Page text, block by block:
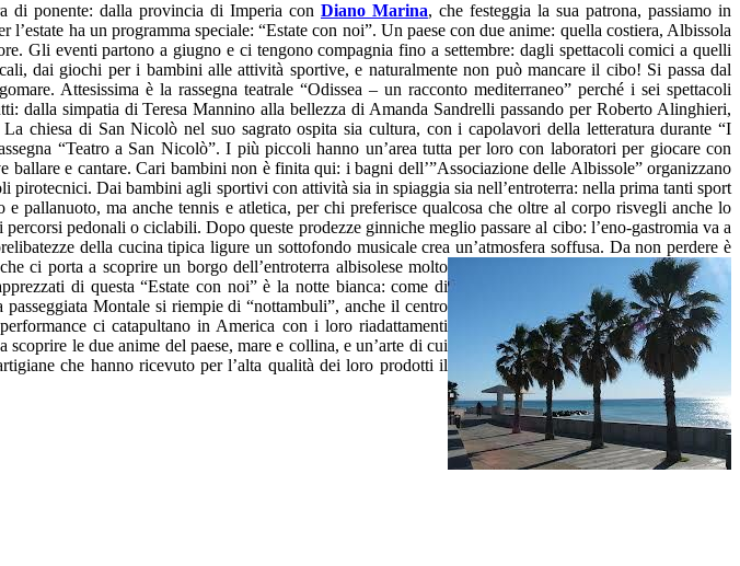
di ponente: dalla provincia di Imperia con Diano Marina, che festeggia la sua patrona, passiamo in
ha un programma speciale: “Estate con noi”. Un paese con due anime: quella costiera, Albissola
Gli eventi partono a giugno e ci tengono compagnia fino a settembre: dagli spettacoli comici a quelli
dai giochi per i bambini alle attività sportive, e naturalmente non può mancare il cibo! Si passa dal
Attesissima è la rassegna teatrale “Odissea – un racconto mediterraneo” perché i sei spettacoli
dalla simpatia di Teresa Mannino alla bellezza di Amanda Sandrelli passando per Roberto Alinghieri,
chiesa di San Nicolò nel suo sagrato ospita sia cultura, con i capolavori della letteratura durante “I
“Teatro a San Nicolò”. I più piccoli hanno un’area tutta per loro con laboratori per giocare con
ballare e cantare. Cari bambini non è finita qui: i bagni dell’”Associazione delle Albissole” organizzano
pirotecnici. Dai bambini agli sportivi con attività sia in spiaggia sia nell’entroterra: nella prima tanti sport
pallanuoto, ma anche tennis e atletica, per chi preferisce qualcosa che oltre al corpo risvegli anche lo
pedonali o ciclabili. Dopo queste prodezze ginniche meglio passare al cibo: l’eno-gastromia va a
della cucina tipica ligure un sottofondo musicale crea un’atmosfera soffusa. Da non perdere è
ci porta a scoprire un borgo dell’entroterra albisolese molto
di questa “Estate con noi” è la notte bianca: come di
Montale si riempie di “nottambuli”, anche il centro
ci catapultano in America con i loro riadattamenti
le due anime del paese, mare e collina, e un’arte di cui
che hanno ricevuto per l’alta qualità dei loro prodotti il